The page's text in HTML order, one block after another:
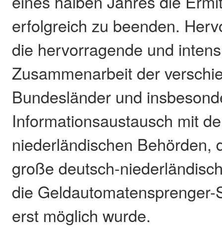
erfolgreich zu beenden.
die hervorragende und
Zusammenarbeit der
Bundesländer und
Informationsaustausch mit
niederländischen Behörden,
große deutsch-
die
erst möglich wurde.